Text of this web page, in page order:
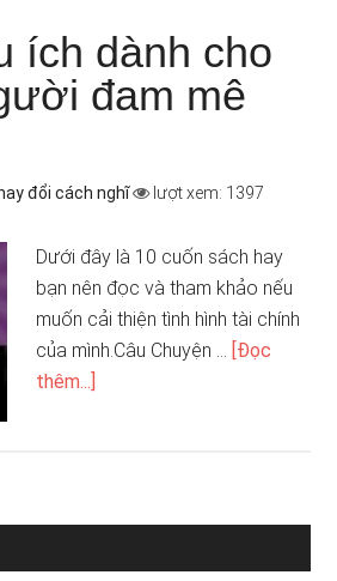
ích dành cho
đam mê
đổi cách nghĩ lượt xem: 1397
Dưới đây là 10 cuốn sách hay
bạn nên đọc và tham khảo nếu
muốn cải thiện tình hình tài chính
của mình.Câu Chuyện … [Đọc
thêm...]